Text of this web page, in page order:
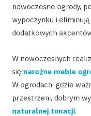
nowoczesne ogrody,
wypoczynku i
dodatkowych
W nowoczesnych
się narożne meble
W ogrodach, gdzie
przestrzeni, dobrym
naturalnej tonacji.